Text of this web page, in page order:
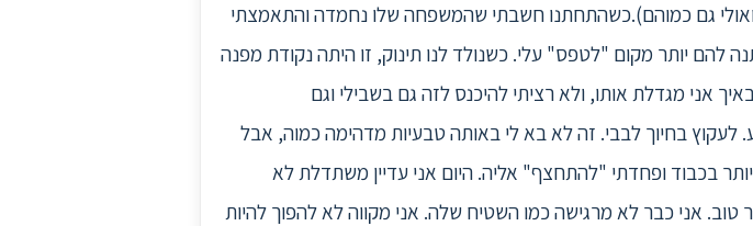
גם כמוהם).כשהתחתנו חשבתי שהמשפחה שלו נחמדה והתאמצתי
להם יותר מקום "לטפס" עלי. כשנולד לנו תינוק, זו היתה נקודת מפנה
אני מגדלת אותו, ולא רציתי להיכנס לזה גם בשבילי וגם
בחיוך לבבי. זה לא בא לי באותה טבעיות מדהימה כמוה, אבל
בכבוד ופחדתי "להתחצף" אליה. היום אני עדיין משתדלת לא
טוב. אני כבר לא מרגישה כמו השטיח שלה. אני מקווה לא להפוך להיות